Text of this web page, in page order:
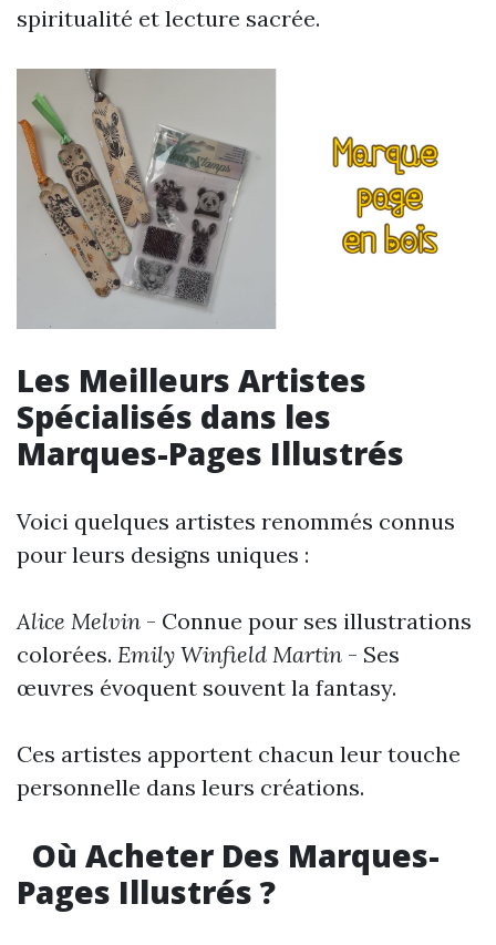
spiritualité et lecture sacrée.
Les Meilleurs Artistes
Spécialisés dans les
Marques-Pages Illustrés
Voici quelques artistes renommés connus
pour leurs designs uniques :
Alice Melvin - Connue pour ses illustrations
colorées. Emily Winfield Martin - Ses
œuvres évoquent souvent la fantasy.
Ces artistes apportent chacun leur touche
personnelle dans leurs créations.
Où Acheter Des Marques-
Pages Illustrés ?